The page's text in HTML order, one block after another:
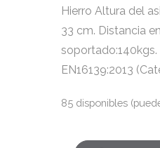
Hierro Altura del
33 cm. Distancia
EN16139:2013
85 disponibles